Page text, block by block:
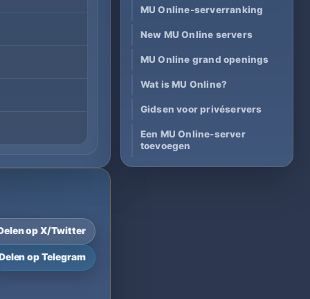
op X/Twitter
op Telegram
MU Online-serverranking
New MU Online servers
MU Online grand openings
Wat is MU Online?
Gidsen voor privéservers
Een MU Online-server
toevoegen